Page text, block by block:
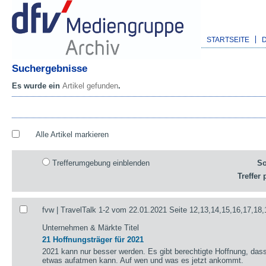
STARTSEITE
Suchergebnisse
Es wurde ein Artikel gefunden.
Alle Artikel markieren
Trefferumgebung einblenden
Treffer
fvw | TravelTalk 1-2 vom 22.01.2021 Seite
Unternehmen & Märkte Titel
21 Hoffnungsträger für 2021
2021 kann nur besser werden. Es gibt berechtigte Hoffnung,
etwas aufatmen kann. Auf wen und was es jetzt ankommt.